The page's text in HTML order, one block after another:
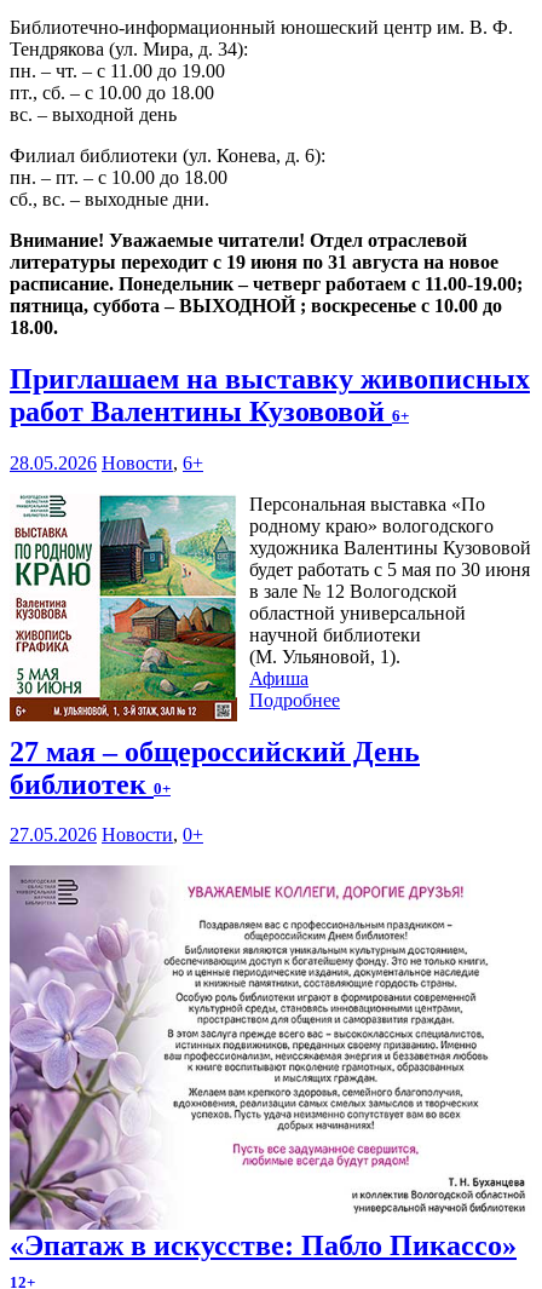
Библиотечно-информационный юношеский центр им. В. Ф.
Тендрякова (ул. Мира, д. 34):
пн. – чт. – с 11.00 до 19.00
пт., сб. – с 10.00 до 18.00
вс. – выходной день
Филиал библиотеки (ул. Конева, д. 6):
пн. – пт. – с 10.00 до 18.00
сб., вс. – выходные дни.
Внимание! Уважаемые читатели! Отдел отраслевой
литературы переходит с 19 июня по 31 августа на новое
расписание. Понедельник – четверг работаем с 11.00-19.00;
пятница, суббота – ВЫХОДНОЙ ; воскресенье с 10.00 до
18.00.
Приглашаем на выставку живописных
работ Валентины Кузововой 6+
28.05.2026 Новости, 6+
Персональная выставка «По
родному краю» вологодского
художника Валентины Кузововой
будет работать с 5 мая по 30 июня
в зале № 12 Вологодской
областной универсальной
научной библиотеки
(М. Ульяновой, 1).
Афиша
Подробнее
27 мая – общероссийский День
библиотек 0+
27.05.2026 Новости, 0+
«Эпатаж в искусстве: Пабло Пикассо»
12+